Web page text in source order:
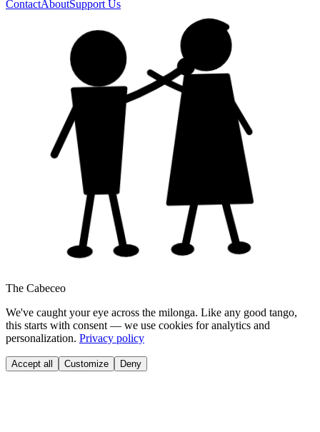
ContactAboutSupport Us
The Cabeceo
We've caught your eye across the milonga. Like any good tango,
this starts with consent — we use cookies for analytics and
personalization. Privacy policy
Accept all Customize Deny